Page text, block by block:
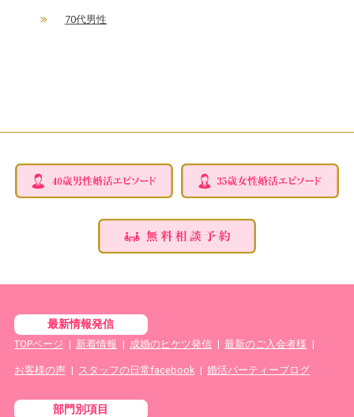
70代男性
最新情報発信
TOPページ | 新着情報 | 成婚のヒケツ発信 | 最新のご入会者様 |
お客様の声| スタッフの日常facebook | 婚活パーティーブログ
部門別項目